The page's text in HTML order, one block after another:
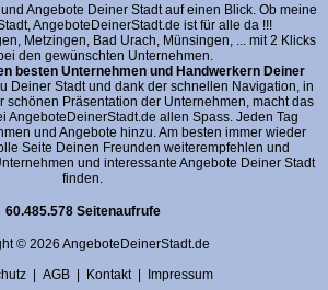
Angebote Deiner Stadt auf einen Blick. Ob meine
AngeboteDeinerStadt.de ist für alle da !!!
Metzingen, Bad Urach, Münsingen, ... mit 2 Klicks
den gewünschten Unternehmen.
besten Unternehmen und Handwerkern Deiner
Deiner Stadt und dank der schnellen Navigation, in
schönen Präsentation der Unternehmen, macht das
AngeboteDeinerStadt.de allen Spass. Jeden Tag
und Angebote hinzu. Am besten immer wieder
Seite Deinen Freunden weiterempfehlen und
und interessante Angebote Deiner Stadt
finden.
60.485.578 Seitenaufrufe
© 2026 AngeboteDeinerStadt.de
|AGB | Kontakt| Impressum